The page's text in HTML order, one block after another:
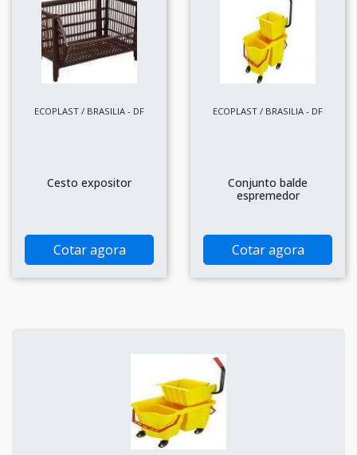
ECOPLAST / BRASILIA - DF
Cesto expositor
Cotar agora
ECOPLAST / BRASILIA - DF
Conjunto balde
espremedor
Cotar agora